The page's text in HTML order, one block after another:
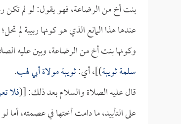
بنت أخ من الرضاعة، فهو يقول: لو لم تكن
عندها هذا المانع الذي هو كونها ربيبة لم
وكونها بنت أخ من الرضاعة، وبين عليه
سلمةثويبة)]، أي:ثويبة مولاة أبي لهب.
قال عليه الصلاة والسلام بعد ذلك: [(فلا
على التأبيد، ما دامت أختها في عصمته،